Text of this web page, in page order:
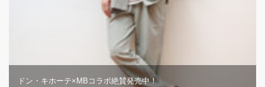
ドン・キホーテ×MBコラボ絶賛発売中！